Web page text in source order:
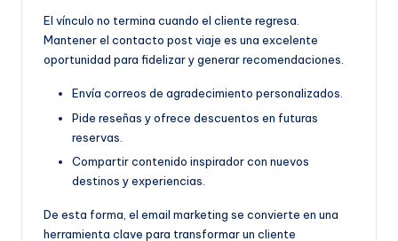
El vínculo no termina cuando el cliente regresa.
Mantener el contacto post viaje es una excelente
oportunidad para fidelizar y generar recomendaciones.
Envía correos de agradecimiento personalizados.
Pide reseñas y ofrece descuentos en futuras
reservas.
Compartir contenido inspirador con nuevos
destinos y experiencias.
De esta forma, el email marketing se convierte en una
herramienta clave para transformar un cliente